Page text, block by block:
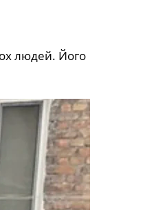
людей. Його